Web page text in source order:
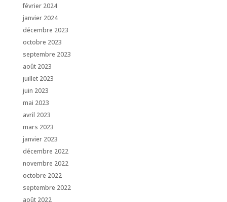
février 2024
janvier 2024
décembre 2023
octobre 2023
septembre 2023
août 2023
juillet 2023
juin 2023
mai 2023
avril 2023
mars 2023
janvier 2023
décembre 2022
novembre 2022
octobre 2022
septembre 2022
août 2022